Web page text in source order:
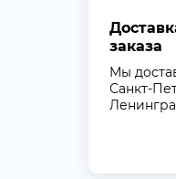
заказа
Мы
Санкт-